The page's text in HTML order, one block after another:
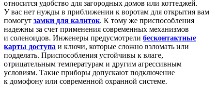
относится удобство для загородных домов или коттеджей.
У вас нет нужды в приближении к воротам для открытия вам
помогут замки для калиток. К тому же приспособления
надежны за счет применения современных механизмов
и соленоидов. Инженеры предусмотрели бесконтактные
карты доступа и ключи, которые сложно взломать или
подделать. Приспособления устойчивы к влаге,
отрицательным температурам и другим агрессивным
условиям. Такие приборы допускают подключение
к домофону или современной охранной системе.